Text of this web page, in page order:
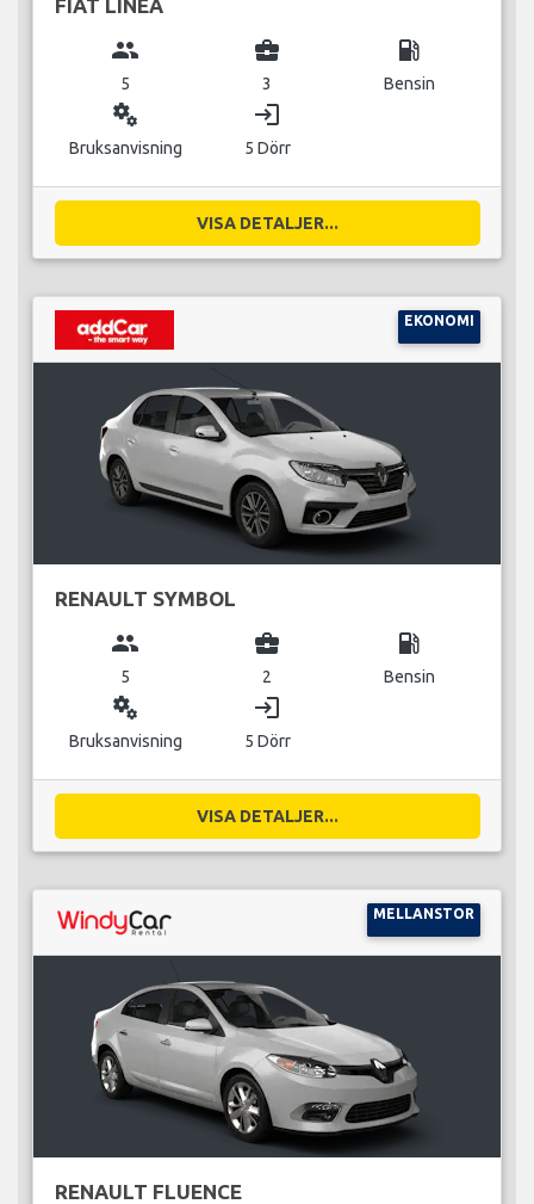
FIAT LINEA
group
5
business_center
3
local_gas_station
Bensin
miscellaneous_services
Bruksanvisning
login
5 Dörr
VISA DETALJER...
EKONOMI
RENAULT SYMBOL
group
5
business_center
2
local_gas_station
Bensin
miscellaneous_services
Bruksanvisning
login
5 Dörr
VISA DETALJER...
MELLANSTOR
RENAULT FLUENCE